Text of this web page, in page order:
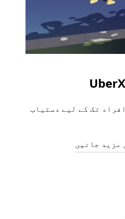
UberXL گروپ میں 6 افراد تک کے لیے دستیاب